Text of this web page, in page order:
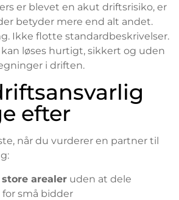
er blevet en akut driftsrisiko, er
betyder mere end alt andet.
Ikke flotte standardbeskrivelser.
løses hurtigt, sikkert og uden
i driften.
efter
når du vurderer en partner til
arealer uden at dele
små bidder